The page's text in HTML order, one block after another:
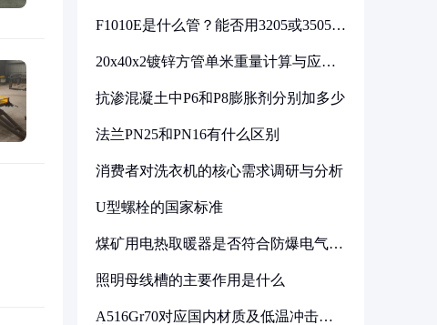
F1010E是什么管？能否用3205或3505代
20x40x2镀锌方管单米重量计算与应用
抗渗混凝土中P6和P8膨胀剂分别加多少
法兰PN25和PN16有什么区别
消费者对洗衣机的核心需求调研与分析
U型螺栓的国家标准
煤矿用电热取暖器是否符合防爆电气设
照明母线槽的主要作用是什么
A516Gr70对应国内材质及低温冲击要